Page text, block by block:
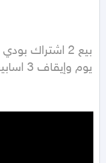
يوم وإيقاف 3 اسابيع تقريبا الاشتراك الواحد ب 900